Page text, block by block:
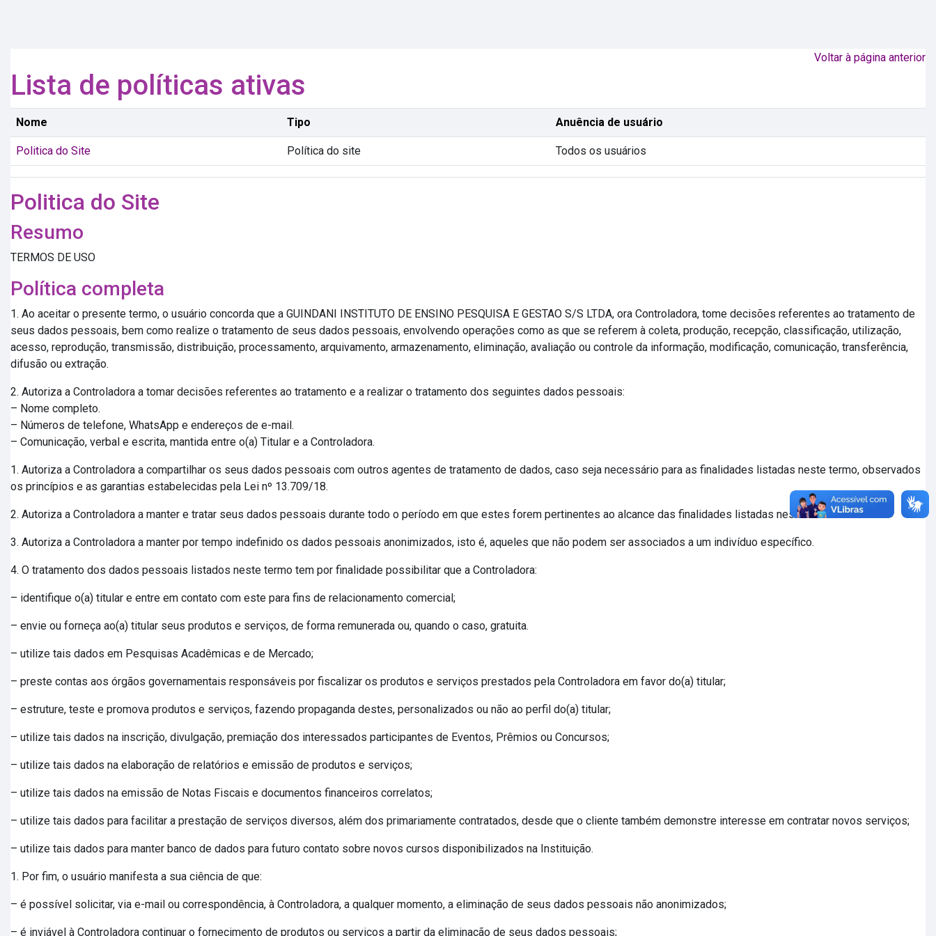
Voltar à página anterior
Lista de políticas ativas
Nome Tipo Anuência de usuário
Politica do Site Política do site Todos os usuários
Politica do Site
Resumo
TERMOS DE USO
Política completa
1. Ao aceitar o presente termo, o usuário concorda que a GUINDANI INSTITUTO DE ENSINO PESQUISA E GESTAO S/S LTDA, ora Controladora, tome decisões referentes ao tratamento de
seus dados pessoais, bem como realize o tratamento de seus dados pessoais, envolvendo operações como as que se referem à coleta, produção, recepção, classificação, utilização,
acesso, reprodução, transmissão, distribuição, processamento, arquivamento, armazenamento, eliminação, avaliação ou controle da informação, modificação, comunicação, transferência,
difusão ou extração.
2. Autoriza a Controladora a tomar decisões referentes ao tratamento e a realizar o tratamento dos seguintes dados pessoais:
– Nome completo.
– Números de telefone, WhatsApp e endereços de e-mail.
– Comunicação, verbal e escrita, mantida entre o(a) Titular e a Controladora.
1. Autoriza a Controladora a compartilhar os seus dados pessoais com outros agentes de tratamento de dados, caso seja necessário para as finalidades listadas neste termo, observados
os princípios e as garantias estabelecidas pela Lei nº 13.709/18.
2. Autoriza a Controladora a manter e tratar seus dados pessoais durante todo o período em que estes forem pertinentes ao alcance das finalidades listadas neste termo.
3. Autoriza a Controladora a manter por tempo indefinido os dados pessoais anonimizados, isto é, aqueles que não podem ser associados a um indivíduo específico.
4. O tratamento dos dados pessoais listados neste termo tem por finalidade possibilitar que a Controladora:
– identifique o(a) titular e entre em contato com este para fins de relacionamento comercial;
– envie ou forneça ao(a) titular seus produtos e serviços, de forma remunerada ou, quando o caso, gratuita.
– utilize tais dados em Pesquisas Acadêmicas e de Mercado;
– preste contas aos órgãos governamentais responsáveis por fiscalizar os produtos e serviços prestados pela Controladora em favor do(a) titular;
– estruture, teste e promova produtos e serviços, fazendo propaganda destes, personalizados ou não ao perfil do(a) titular;
– utilize tais dados na inscrição, divulgação, premiação dos interessados participantes de Eventos, Prêmios ou Concursos;
– utilize tais dados na elaboração de relatórios e emissão de produtos e serviços;
– utilize tais dados na emissão de Notas Fiscais e documentos financeiros correlatos;
– utilize tais dados para facilitar a prestação de serviços diversos, além dos primariamente contratados, desde que o cliente também demonstre interesse em contratar novos serviços;
– utilize tais dados para manter banco de dados para futuro contato sobre novos cursos disponibilizados na Instituição.
1. Por fim, o usuário manifesta a sua ciência de que:
– é possível solicitar, via e-mail ou correspondência, à Controladora, a qualquer momento, a eliminação de seus dados pessoais não anonimizados;
– é inviável à Controladora continuar o fornecimento de produtos ou serviços a partir da eliminação de seus dados pessoais;